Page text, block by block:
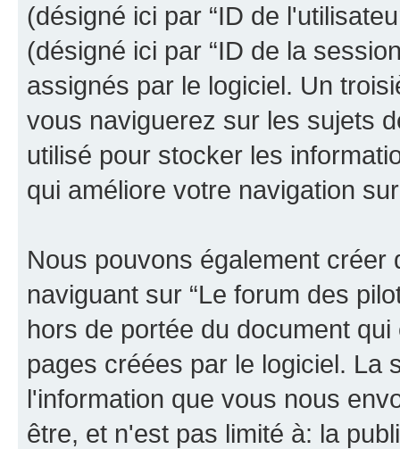
(désigné ici par “ID de
(désigné ici par “ID de la
assignés par le logiciel. Un
vous naviguerez sur les sujets
utilisé pour stocker les
qui améliore votre navigation
Nous pouvons également
naviguant sur “Le forum des
hors de portée du document
pages créées par le logiciel. La
l'information que vous nous
être, et n'est pas limité à: la